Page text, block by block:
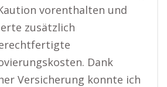
vorenthalten und
zusätzlich
Dank
Versicherung konnte ich